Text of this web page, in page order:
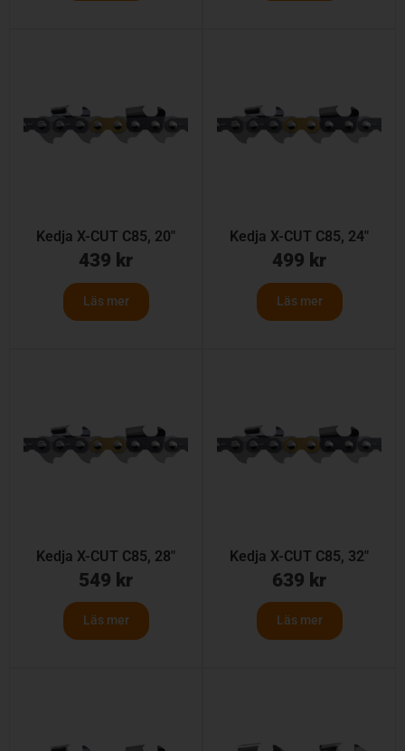
Kedja X-CUT C85, 20″
439 kr
Läs mer
Kedja X-CUT C85, 24″
499 kr
Läs mer
Kedja X-CUT C85, 28″
549 kr
Läs mer
Kedja X-CUT C85, 32″
639 kr
Läs mer